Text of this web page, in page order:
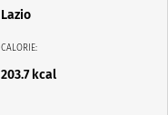
Lazio
CALORIE:
203.7 kcal